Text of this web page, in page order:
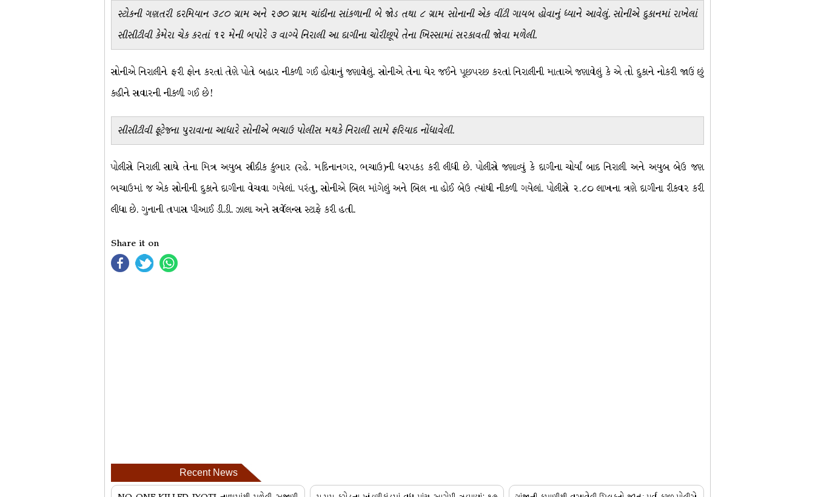
સ્ટોકની ગણતરી દરમિયાન ૩૮૦ ગ્રામ અને ૨૭૦ ગ્રામ ચાંદીના સાંકળાની બે જોડ તથા ૮ ગ્રામ સોનાની એક વીંટી ગાયબ હોવાનું ધ્યાને આવેલું. સોનીએ દુકાનમાં રાખેલાં
સીસીટીવી કેમેરા ચેક કરતાં ૧૨ મેની બપોરે ૩ વાગ્યે નિરાલી આ દાગીના ચોરીછૂપે તેના ખિસ્સામાં સરકાવતી જોવા મળેલી.
સોનીએ નિરાલીને ફરી ફોન કરતાં તેણે પોતે બહાર નીકળી ગઈ હોવાનું જણાવેલું. સોનીએ તેના ઘેર જઈને પૂછપરછ કરતાં નિરાલીની માતાએ જણાવેલું કે એ તો દુકાને નોકરી જાઉં છું
કહીને સવારની નીકળી ગઈ છે!
સીસીટીવી ફૂટેજના પુરાવાના આધારે સોનીએ ભચાઉ પોલીસ મથકે નિરાલી સામે ફરિયાદ નોંધાવેલી.
પોલીસે નિરાલી સાથે તેના મિત્ર અયુબ સીદીક કુંભાર (રહે. મદિનાનગર, ભચાઉ)ની ધરપકડ કરી લીધી છે. પોલીસે જણાવ્યું કે દાગીના ચોર્યાં બાદ નિરાલી અને અયુબ બેઉ જણ
ભચાઉમાં જ એક સોનીની દુકાને દાગીના વેચવા ગયેલાં. પરંતુ, સોનીએ બિલ માંગેલું અને બિલ ના હોઈ બેઉ ત્યાંથી નીકળી ગયેલાં. પોલીસે ૨.૮૦ લાખના ત્રણે દાગીના રીકવર કરી
લીધા છે. ગુનાની તપાસ પીઆઈ ડી.ડી. ઝાલા અને સર્વેલન્સ સ્ટાફે કરી હતી.
Share it on
Recent News